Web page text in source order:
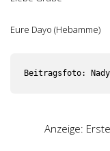
Eure Dayo (Hebamme)
Anzeige: